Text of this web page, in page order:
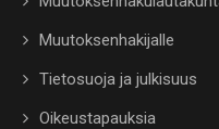
Muutoksenhakijalle
Tietosuoja ja julkisuus
Oikeustapauksia